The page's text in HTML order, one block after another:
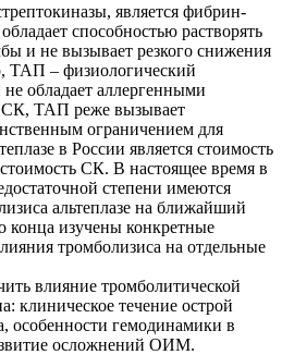
является фибрин-
способностью растворять
и не вызывает резкого снижения
ТАП – физиологический
обладает аллергенными
СК, ТАП реже вызывает
ограничением для
в России является стоимость
СК. В настоящее время в
степени имеются
альтеплазе на ближайший
конца изучены конкретные
тромболизиса на отдельные
влияние тромболитической
клиническое течение острой
особенности гемодинамики в
осложнений ОИМ.